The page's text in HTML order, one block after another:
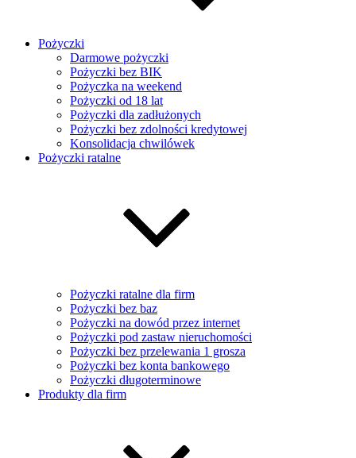
Pożyczki
Darmowe pożyczki
Pożyczki bez BIK
Pożyczka na weekend
Pożyczki od 18 lat
Pożyczki dla zadłużonych
Pożyczki bez zdolności kredytowej
Konsolidacja chwilówek
Pożyczki ratalne
Pożyczki ratalne dla firm
Pożyczki bez baz
Pożyczki na dowód przez internet
Pożyczki pod zastaw nieruchomości
Pożyczki bez przelewania 1 grosza
Pożyczki bez konta bankowego
Pożyczki długoterminowe
Produkty dla firm